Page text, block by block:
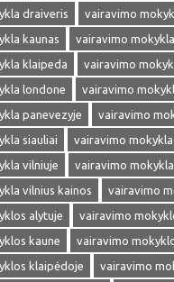
draiveris
vairavimo
kaunas
vairavimo
klaipeda
vairavimo
londone
vairavimo
panevezyje
vairavimo
siauliai
vairavimo mokykla
vilniuje
vairavimo
vilnius kainos
vairavimo
alytuje
vairavimo
kaune
vairavimo
klaipėdoje
vairavimo